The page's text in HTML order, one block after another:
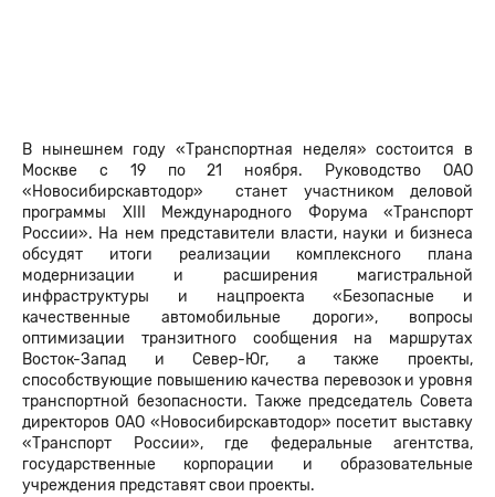
В нынешнем году «Транспортная неделя» состоится в
Москве с 19 по 21 ноября. Руководство ОАО
«Новосибирскавтодор» станет участником деловой
программы XIII Международного Форума «Транспорт
России». На нем представители власти, науки и бизнеса
обсудят итоги реализации комплексного плана
модернизации и расширения магистральной
инфраструктуры и нацпроекта «Безопасные и
качественные автомобильные дороги», вопросы
оптимизации транзитного сообщения на маршрутах
Восток-Запад и Север-Юг, а также проекты,
способствующие повышению качества перевозок и уровня
транспортной безопасности. Также председатель Совета
директоров ОАО «Новосибирскавтодор» посетит выставку
«Транспорт России», где федеральные агентства,
государственные корпорации и образовательные
учреждения представят свои проекты.